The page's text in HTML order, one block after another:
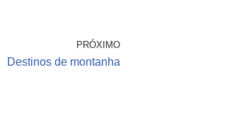
PRÓXIMO
Destinos de montanha